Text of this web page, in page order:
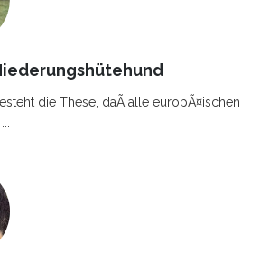
die These, daÃ alle europÃ¤ischen